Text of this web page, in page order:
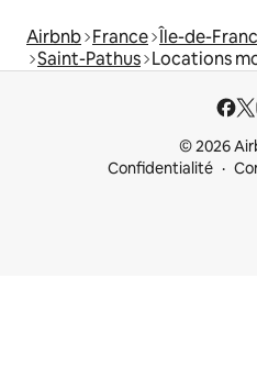
Airbnb France Île-de-
Saint-Pathus Locations
© 2026
Confidentialité